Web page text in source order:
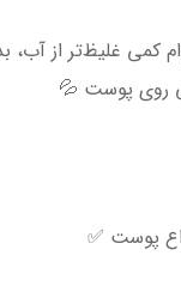
کمی غلیظ‌تر از
روی پوست 💦
پوست ✅